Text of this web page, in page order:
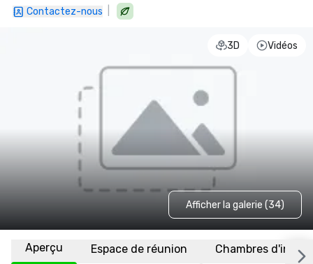
Contactez-nous
3D Vidéos
Afficher la galerie (34)
Aperçu Espace de réunion Chambres